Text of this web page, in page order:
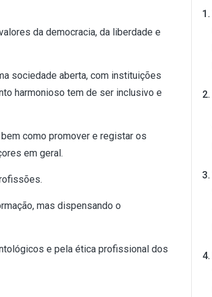
da democracia, da liberdade e
sociedade aberta, com instituições
harmonioso tem de ser inclusivo e
como promover e registar os
em geral.
mas dispensando o
e pela ética profissional dos